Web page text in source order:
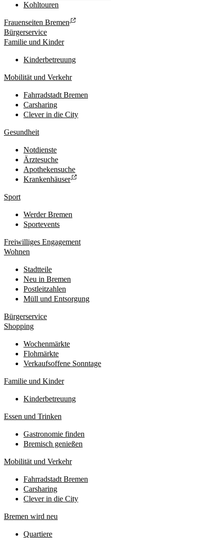
Kohltouren
Frauenseiten Bremen
Bürgerservice
Familie und Kinder
Kinderbetreuung
Mobilität und Verkehr
Fahrradstadt Bremen
Carsharing
Clever in die City
Gesundheit
Notdienste
Ärztesuche
Apothekensuche
Krankenhäuser
Sport
Werder Bremen
Sportevents
Freiwilliges Engagement
Wohnen
Stadtteile
Neu in Bremen
Postleitzahlen
Müll und Entsorgung
Bürgerservice
Shopping
Wochenmärkte
Flohmärkte
Verkaufsoffene Sonntage
Familie und Kinder
Kinderbetreuung
Essen und Trinken
Gastronomie finden
Bremisch genießen
Mobilität und Verkehr
Fahrradstadt Bremen
Carsharing
Clever in die City
Bremen wird neu
Quartiere